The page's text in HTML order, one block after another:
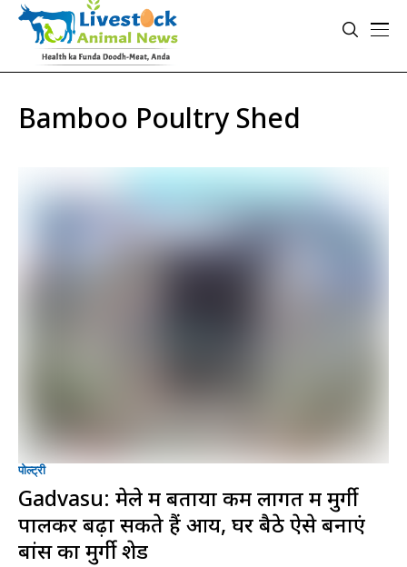
Bamboo Poultry Shed
पोल्ट्री
Gadvasu: मेले में बताया कम लागत में मुर्गी
पालकर बढ़ा सकते हैं आय, घर बैठे ऐसे बनाएं
बांस का मुर्गी शेड